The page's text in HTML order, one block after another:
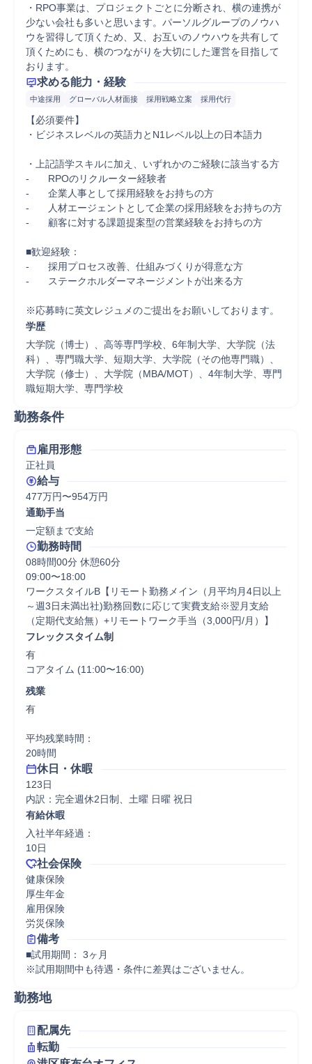
・RPO事業は、プロジェクトごとに分断され、横の連携が
少ない会社も多いと思います。パーソルグループのノウハ
ウを習得して頂くため、又、お互いのノウハウを共有して
頂くためにも、横のつながりを大切にした運営を目指して
おります。
求める能力・経験
中途採用 グローバル人材面接 採用戦略立案 採用代行
【必須要件】
・ビジネスレベルの英語力とN1レベル以上の日本語力
・上記語学スキルに加え、いずれかのご経験に該当する方
-	RPOのリクルーター経験者
-	企業人事として採用経験をお持ちの方
-	人材エージェントとして企業の採用経験をお持ちの方
-	顧客に対する課題提案型の営業経験をお持ちの方
■歓迎経験：
-	採用プロセス改善、仕組みづくりが得意な方
-	ステークホルダーマネージメントが出来る方
※応募時に英文レジュメのご提出をお願いしております。
学歴
大学院（博士）、高等専門学校、6年制大学、大学院（法
科）、専門職大学、短期大学、大学院（その他専門職）、
大学院（修士）、大学院（MBA/MOT）、4年制大学、専門
職短期大学、専門学校
勤務条件
雇用形態
正社員
給与
477万円〜954万円
通勤手当
一定額まで支給
勤務時間
08時間00分 休憩60分
09:00〜18:00
ワークスタイルB【リモート勤務メイン（月平均月4日以上
～週3日未満出社)勤務回数に応じて実費支給※翌月支給
（定期代支給無）+リモートワーク手当（3,000円/月）】
フレックスタイム制
有
コアタイム (11:00〜16:00)
残業
有
平均残業時間：
20時間
休日・休暇
123日
内訳：完全週休2日制、土曜 日曜 祝日
有給休暇
入社半年経過：
10日
社会保険
健康保険
厚生年金
雇用保険
労災保険
備考
■試用期間： 3ヶ月
※試用期間中も待遇・条件に差異はございません。
勤務地
配属先
転勤